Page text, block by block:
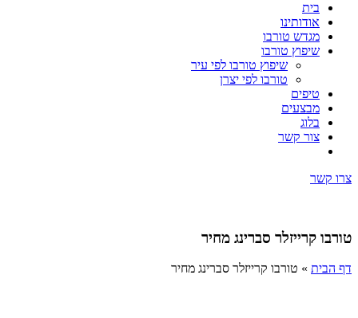
בית
אודותינו
מגדש טורבו
שיפוץ טורבו
שיפוץ טורבו לפי עיר
טורבו לפי יצרן
טיפים
מבצעים
בלוג
צור קשר
צרו קשר
טורבו קרייזלר סברינג מחיר
דף הבית » טורבו קרייזלר סברינג מחיר